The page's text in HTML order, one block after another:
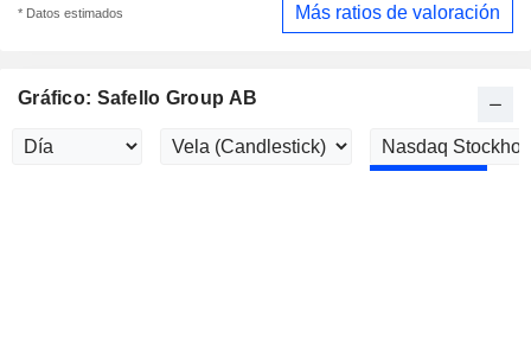
* Datos estimados Más ratios de valoración
Gráfico: Safello Group AB